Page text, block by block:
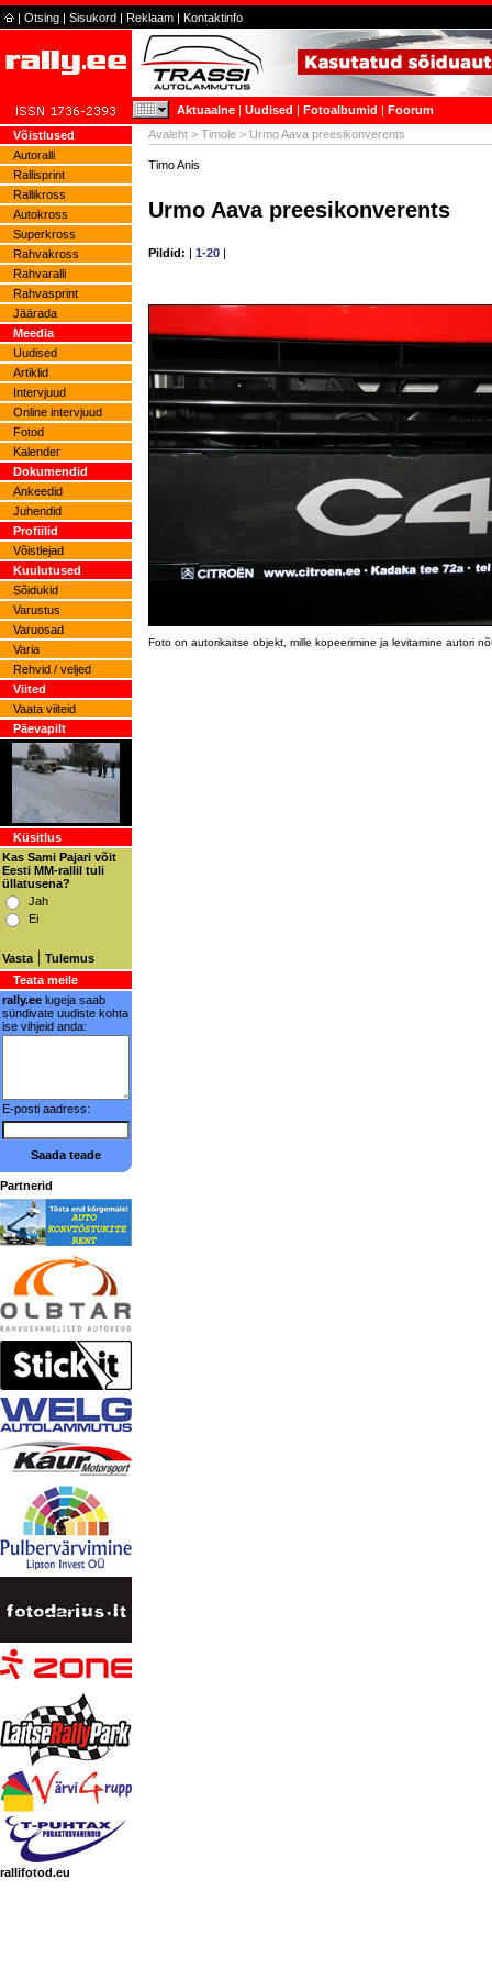
| Otsing | Sisukord | Reklaam | Kontaktinfo
Aktuaalne | Uudised | Fotoalbumid | Foorum
Võistlused
Autoralli
Rallisprint
Rallikross
Autokross
Superkross
Rahvakross
Rahvaralli
Rahvasprint
Jäärada
Meedia
Uudised
Artiklid
Intervjuud
Online intervjuud
Fotod
Kalender
Dokumendid
Ankeedid
Juhendid
Profiilid
Võistlejad
Kuulutused
Sõidukid
Varustus
Varuosad
Varia
Rehvid / veljed
Viited
Vaata viiteid
Päevapilt
Küsitlus
Kas Sami Pajari võit
Eesti MM-rallil tuli
üllatusena?
Jah
Ei
Vasta | Tulemus
Teata meile
rally.ee lugeja saab
sündivate uudiste kohta
ise vihjeid anda:
E-posti aadress:
Saada teade
Partnerid
rallifotod.eu
Avaleht > Timole > Urmo Aava preesikonverents
Timo Anis
Urmo Aava preesikonverents
Pildid: | 1-20 |
Foto on autorikaitse objekt, mille kopeerimine ja levitamine autori